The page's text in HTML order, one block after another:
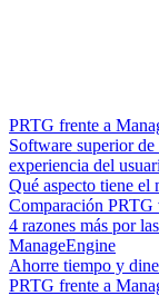
PRTG frente a
Software superior
experiencia del
Qué aspecto tiene el
Comparación PRTG
4 razones más por
ManageEngine
Ahorre tiempo y
PRTG frente a